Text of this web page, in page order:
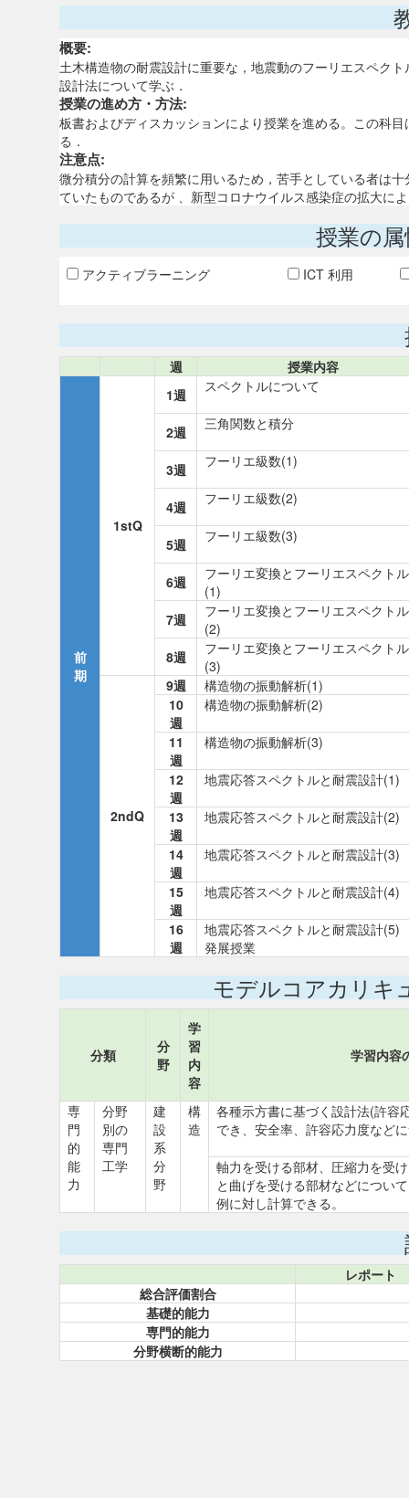
概要:
土木構造物の耐震設計に重要な，地震動のフーリエスペク
設計法について学ぶ．
授業の進め方・方法:
板書およびディスカッションにより授業を進める。この科
る．
注意点:
微分積分の計算を頻繁に用いるため，苦手としている者は
ていたものであるが 、新型コロナウイルス感染症の拡大に
授業の
アクティブラーニング ICT 利用
週 授業内容
前
期
1stQ
1週 スペクトルについて
2週 三角関数と積分
3週 フーリエ級数(1)
4週 フーリエ級数(2)
5週 フーリエ級数(3)
6週
フーリエ変換とフーリエスペクトル
(1)
7週
フーリエ変換とフーリエスペクトル
(2)
8週
フーリエ変換とフーリエスペクトル
(3)
2ndQ
9週
構造物の振動解析(1)
10
週
構造物の振動解析(2)
11
週
構造物の振動解析(3)
12
週
地震応答スペクトルと耐震設計(1)
13
週
地震応答スペクトルと耐震設計(2)
14
週
地震応答スペクトルと耐震設計(3)
15
週
地震応答スペクトルと耐震設計(4)
16
週
地震応答スペクトルと耐震設計(5)
発展授業
モデルコアカリキ
分類
分
野
学
習
内
容
学習内容
専
門
的
能
力
分野
別の
専門
工学
建
設
系
分
野
構
造
各種示方書に基づく設計法(許容
でき、安全率、許容応力度など
軸力を受ける部材、圧縮力を受
と曲げを受ける部材などについ
例に対し計算できる。
レポート
総合評価割合
基礎的能力
専門的能力
分野横断的能力